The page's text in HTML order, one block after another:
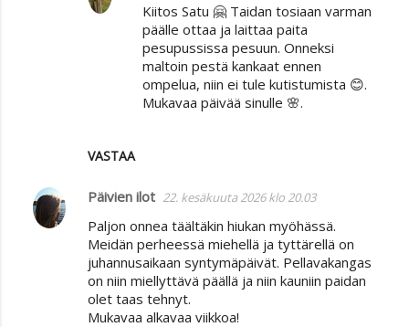
VASTAA
Kiitos Satu 🤗 Taidan tosiaan varman
päälle ottaa ja laittaa paita
pesupussissa pesuun. Onneksi
maltoin pestä kankaat ennen
ompelua, niin ei tule kutistumista 😊.
Mukavaa päivää sinulle 🌸.
Päivien ilot 22. kesäkuuta 2026 klo 20.03
Paljon onnea täältäkin hiukan myöhässä.
Meidän perheessä miehellä ja tyttärellä on
juhannusaikaan syntymäpäivät. Pellavakangas
on niin miellyttävä päällä ja niin kauniin paidan
olet taas tehnyt.
Mukavaa alkavaa viikkoa!